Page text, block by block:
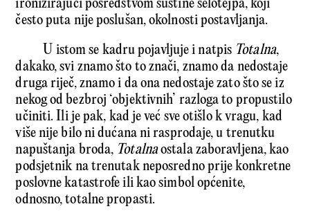
ironizirajući posredstvom suštine selotejpa, koji
često puta nije poslušan, okolnosti postavljanja.
U istom se kadru pojavljuje i natpis Totalna,
dakako, svi znamo što to znači, znamo da nedostaje
druga riječ, znamo i da ona nedostaje zato što se iz
nekog od bezbroj ‘objektivnih’ razloga to propustilo
učiniti. Ili je pak, kad je već sve otišlo k vragu, kad
više nije bilo ni dućana ni rasprodaje, u trenutku
napuštanja broda, Totalnaostala zaboravljena, kao
podsjetnik na trenutak neposredno prije konkretne
poslovne katastrofe ili kao simbol općenite,
odnosno, totalne propasti.